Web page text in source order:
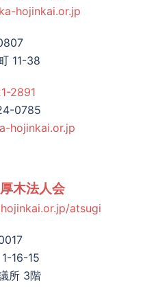
hojinkai.or.jp
11-38
2891
0785
hojinkai.or.jp
木法人会
atsugi
16-15
所 3階